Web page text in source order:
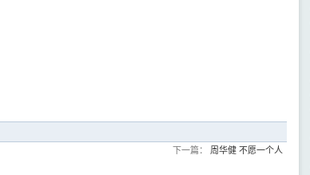
下一篇： 周华健 不愿一个人